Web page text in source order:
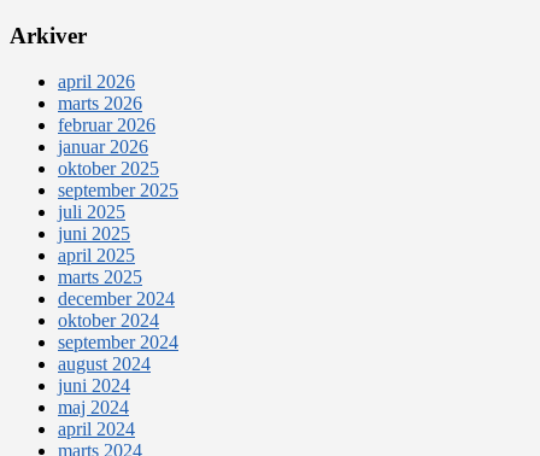
Arkiver
april 2026
marts 2026
februar 2026
januar 2026
oktober 2025
september 2025
juli 2025
juni 2025
april 2025
marts 2025
december 2024
oktober 2024
september 2024
august 2024
juni 2024
maj 2024
april 2024
marts 2024